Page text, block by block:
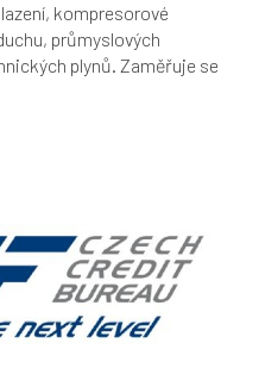
kompresorové
průmyslových
plynů. Zaměřuje se